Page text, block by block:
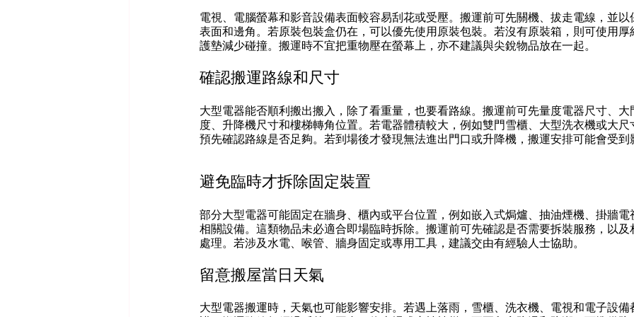
電視、電腦螢幕和影音設備表面較容易刮花或受壓。搬運前可先關機、拔走電線，並
表面和邊角。若原裝包裝盒仍在，可以優先使用原裝包裝。若沒有原裝箱，則可使用
護墊減少碰撞。搬運時不宜把重物壓在螢幕上，亦不建議與尖銳物品放在一起。
確認搬運路線和尺寸
大型電器能否順利搬出搬入，除了看重量，也要看路線。搬運前可先量度電器尺寸、大
度、升降機尺寸和樓梯轉角位置。若電器體積較大，例如雙門雪櫃、大型洗衣機或大
預先確認路線是否足夠。若到場後才發現無法進出門口或升降機，搬運安排可能會受到
避免臨時才拆除固定裝置
部分大型電器可能固定在牆身、櫃內或平台位置，例如嵌入式焗爐、抽油煙機、掛牆
相關設備。這類物品未必適合即場臨時拆除。搬運前可先確認是否需要拆裝服務，以
處理。若涉及水電、喉管、牆身固定或專用工具，建議交由有經驗人士協助。
留意搬屋當日天氣
大型電器搬運時，天氣也可能影響安排。若遇上落雨，雪櫃、洗衣機、電視和電子設